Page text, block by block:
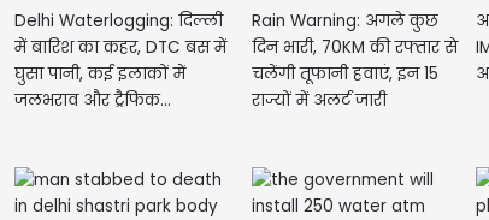
Delhi Waterlogging: दिल्ली
में बारिश का कहर, DTC बस में
घुसा पानी, कई इलाकों में
जलभराव और ट्रैफिक...
Rain Warning: अगले कुछ
दिन भारी, 70KM की रफ्तार से
चलेंगी तूफानी हवाएं, इन 15
राज्यों में अलर्ट जारी